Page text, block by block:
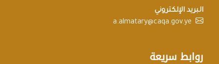
البريد الإلكتروني
a.almatary@caqa.gov.ye
روابط سريعة